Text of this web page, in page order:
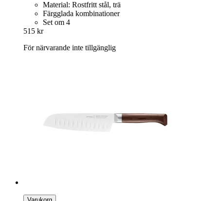
Material: Rostfritt stål, trä
Färgglada kombinationer
Set om 4
515 kr
För närvarande inte tillgänglig